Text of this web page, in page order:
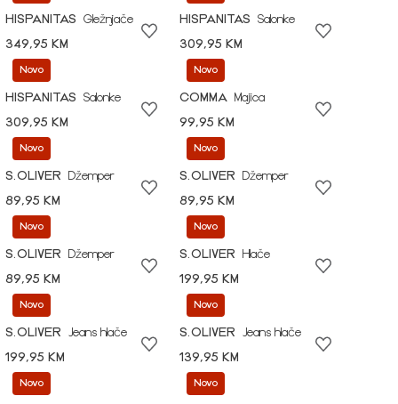
HISPANITAS
Gležnjače
349,95 KM
HISPANITAS
Salonke
309,95 KM
Novo
HISPANITAS
Salonke
309,95 KM
Novo
COMMA
Majica
99,95 KM
Novo
S.OLIVER
Džemper
89,95 KM
Novo
S.OLIVER
Džemper
89,95 KM
Novo
S.OLIVER
Džemper
89,95 KM
Novo
S.OLIVER
Hlače
199,95 KM
Novo
S.OLIVER
Jeans hlače
199,95 KM
Novo
S.OLIVER
Jeans hlače
139,95 KM
Novo Novo